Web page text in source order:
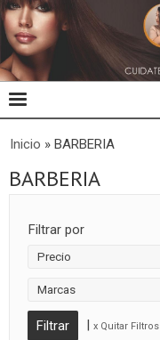
Inicio » BARBERIA
BARBERIA
Filtrar por
Precio
Marcas
| x Quitar Filtros